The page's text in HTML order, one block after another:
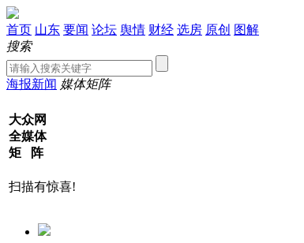
首页 山东 要闻 论坛 舆情 财经 选房 原创 图解
搜索
海报新闻 媒体矩阵
大众网
全媒体
矩 阵
扫描有惊喜!